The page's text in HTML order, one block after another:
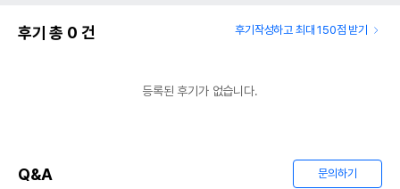
후기 총 0 건 후기작성하고 최대 150점 받기
등록된 후기가 없습니다.
Q&A 문의하기